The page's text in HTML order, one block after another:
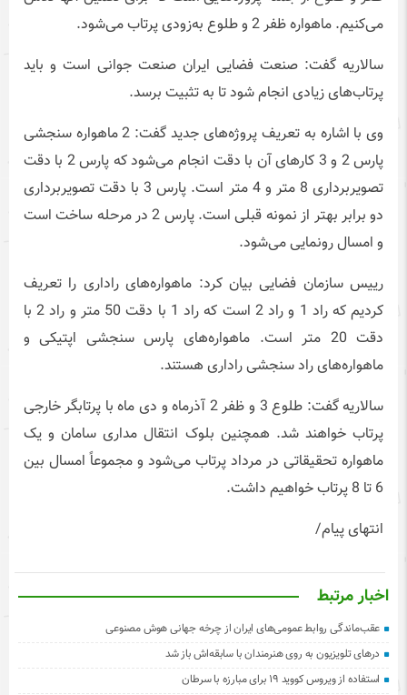
می‌کنیم. ماهواره ظفر 2 و طلوع به‌زودی پرتاب می‌شود.
سالاریه گفت: صنعت فضایی ایران صنعت جوانی است و باید
پرتاب‌های زیادی انجام شود تا به تثبیت برسد.
وی با اشاره به تعریف پروژه‌های جدید گفت: 2 ماهواره سنجشی
پارس 2 و 3 کارهای آن با دقت انجام می‌شود که پارس 2 با دقت
تصویربرداری 8 متر و 4 متر است. پارس 3 با دقت تصویربرداری
دو برابر بهتر از نمونه قبلی است. پارس 2 در مرحله ساخت است
و امسال رونمایی می‌شود.
رییس سازمان فضایی بیان کرد: ماهواره‌های راداری را تعریف
کردیم که راد 1 و راد 2 است که راد 1 با دقت 50 متر و راد 2 با
دقت 20 متر است. ماهواره‌های پارس سنجشی اپتیکی و
ماهواره‌های راد سنجشی راداری هستند.
سالاریه گفت: طلوع 3 و ظفر 2 آذرماه و دی ماه با پرتابگر خارجی
پرتاب خواهند شد. همچنین بلوک انتقال مداری سامان و یک
ماهواره تحقیقاتی در مرداد پرتاب می‌شود و مجموعاً امسال بین
6 تا 8 پرتاب خواهیم داشت.
انتهای پیام/
اخبار مرتبط
عقب‌ماندگی روابط عمومی‌های ایران از چرخه جهانی هوش مصنوعی
درهای تلویزیون به روی هنرمندان با سابقه‌اش باز شد
استفاده از ویروس کووید ۱۹ برای مبارزه با سرطان